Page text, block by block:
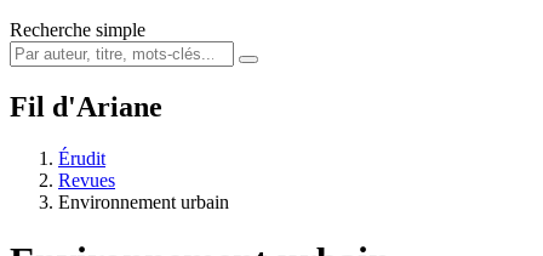
Recherche simple
Fil d'Ariane
Érudit
Revues
Environnement urbain